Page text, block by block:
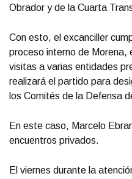
Obrador y de la Cuarta
Con esto, el excanciller
proceso interno de Morena,
visitas a varias entidades
realizará el partido para
los Comités de la Defensa
En este caso, Marcelo
encuentros privados.
El viernes durante la